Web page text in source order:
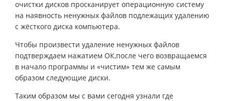
очистки дисков просканирует операционную систему
на наявность ненужных файлов подлежащих удалению
с жёсткого диска компьютера.
Чтобы произвести удаление ненужных файлов
подтверждаем нажатием ОК,после чего возвращаемся
в начало программы и «чистим» тем же самым
образом следующие диски.
Таким образом мы с вами сегодня узнали где